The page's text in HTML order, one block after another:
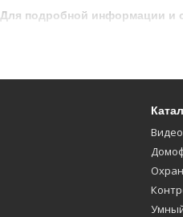
Для подробной информации и